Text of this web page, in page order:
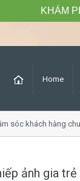
Home
sóc khách hàng
ảnh gia
KHÁM